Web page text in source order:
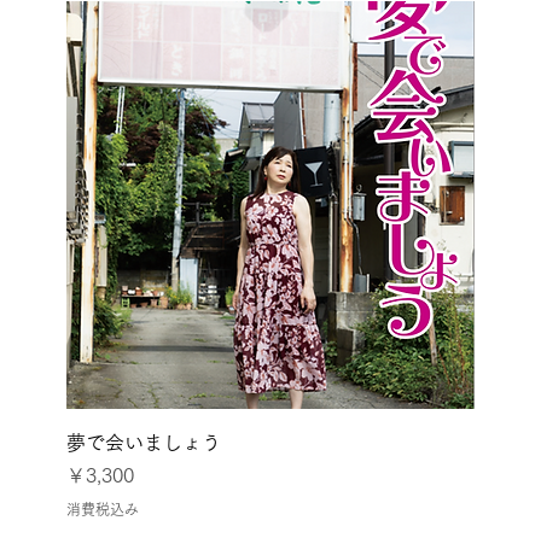
夢で会いましょう
価格
￥3,300
消費税込み